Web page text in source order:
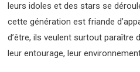
leurs idoles et des stars se
cette génération est friande
d’être, ils veulent surtout paraître
leur entourage, leur